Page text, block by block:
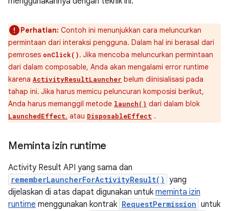
Perhatian: Contoh ini menunjukkan cara meluncurkan
permintaan dari interaksi pengguna. Dalam hal ini berasal dari
pemroses onClick(). Jika mencoba meluncurkan permintaan
dari dalam composable, Anda akan mengalami error runtime
karena ActivityResultLauncher belum diinisialisasi pada
tahap ini. Jika harus memicu peluncuran komposisi berikut,
Anda harus memanggil metode launch() dari dalam blok
LaunchedEffect. atau DisposableEffect .
Meminta izin runtime
Activity Result API yang sama dan
rememberLauncherForActivityResult() yang
dijelaskan di atas dapat digunakan untuk meminta izin
runtime menggunakan kontrak RequestPermission untuk